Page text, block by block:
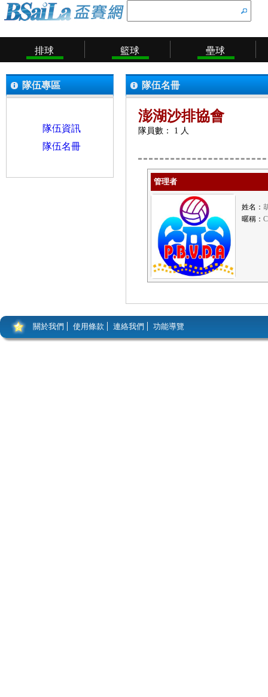
排球 籃球 壘球
隊伍專區
隊伍資訊
隊伍名冊
隊伍名冊
澎湖沙排協會
隊員數： 1 人
管理者
姓名：
暱稱：
關於我們 使用條款 連絡我們 功能導覽